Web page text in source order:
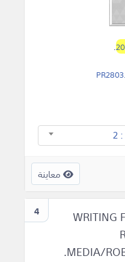
.
معاينة
4
WRITING
MEDIA/